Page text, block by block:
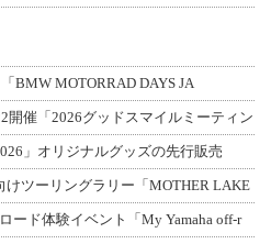
BMW MOTORRAD DAYS JA
開催「2026グッドスマイルミーティン
」オリジナルグッズの先行販売
けツーリングラリー「MOTHER LAKE
ード体験イベント「My Yamaha off-r